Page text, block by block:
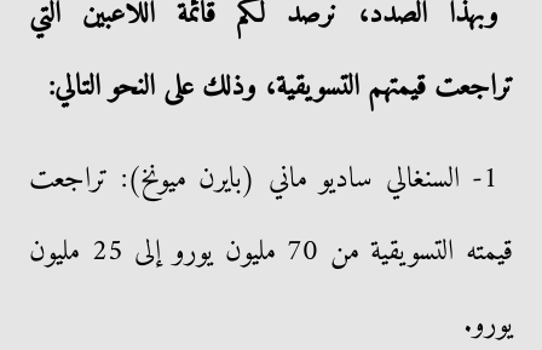
وبهذا الصدد، نرصد لكم قائمة اللاعبين التي
تراجعت قيمتهم التسويقية، وذلك على النحو التالي:
1- السنغالي ساديو ماني (بايرن ميونخ): تراجعت
قيمته التسويقية من 70 مليون يورو إلى 25 مليون
يورو.